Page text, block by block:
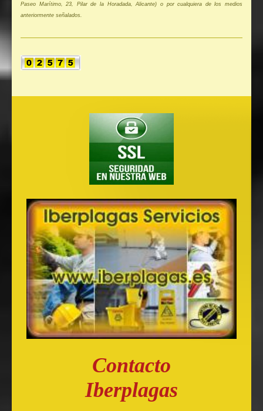
Paseo Marítimo, 23, Pilar de la Horadada, Alicante) o por cualquiera de los medios
anteriormente señalados.
Contacto
Iberplagas